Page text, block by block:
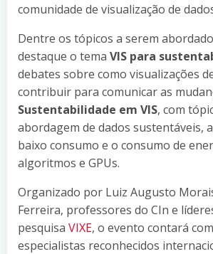
comunidade de visualização de
Dentre os tópicos a serem
destaque o tema VIS para
debates sobre como visualizações
contribuir para comunicar as
Sustentabilidade em VIS, com
abordagem de dados sustentáveis,
baixo consumo e o consumo de
algoritmos e GPUs.
Organizado por Luiz Augusto
Ferreira, professores do CIn e
pesquisa VIXE, o evento contará
especialistas reconhecidos